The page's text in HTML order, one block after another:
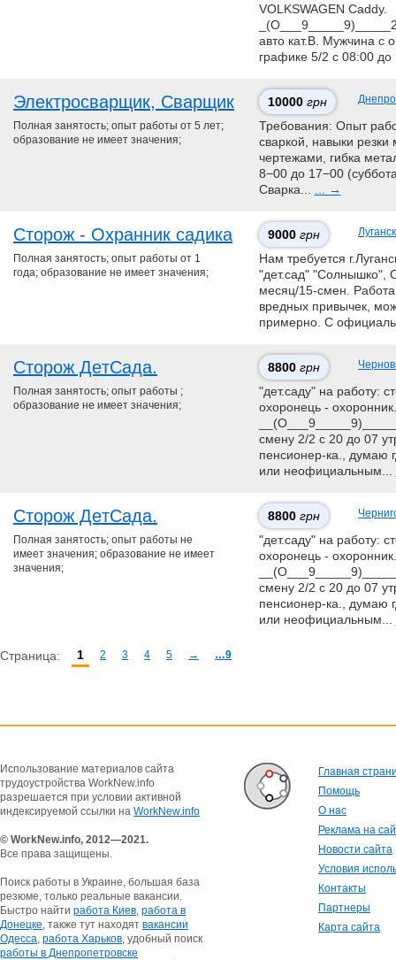
VOLKSWAGEN Caddy.
авто кат.В. Мужчина с
графике 5/2 с 08:00
Электросварщик, Сварщик 10000 грн
Полная занятость; опыт работы от 5 лет;
образование не имеет значения;
Требования: Опыт
сваркой, навыки
чертежами, гибка
8−00 до 17−00
Сварка... ... →
Сторож - Охранник caдика 9000 грн Луганск
Полная занятость; опыт работы от 1
года; образование не имеет значения;
Нaм трeбуется
"дет.сад" "Cолнышко",
месяц/15-смен.
вредных привычек,
примерно. С
Сторож ДeтСaда. 8800 грн
Полная занятость; опыт работы ;
образование не имеет значения;
"дет.саду" на работу:
охоронець - охоронник.
смену 2/2 с 20 до 07
пенсионер-ка., думаю
или неофициальным...
Сторож ДeтСaда. 8800 грн
Полная занятость; опыт работы не
имеет значения; образование не имеет
значения;
"дет.саду" на работу:
охоронець - охоронник.
смену 2/2 с 20 до 07
пенсионер-ка., думаю
или неофициальным...
Страница: 1 2 3 4 5 → …9
Использование материалов сайта
трудоустройства WorkNew.info
разрешается при условии активной
индексируемой ссылки на WorkNew.info
© WorkNew.info, 2012—2021.
Все права защищены.
Поиск работы в Украине, большая база
резюме, только реальные вакансии.
Быстро найти работа Киев, работа в
Донецке, также тут находят вакансии
Одесса, работа Харьков, удобный поиск
работы в Днепропетровске
Главная
Помощь
О нас
Реклама на
Новости сайта
Условия
Контакты
Партнеры
Карта сайта